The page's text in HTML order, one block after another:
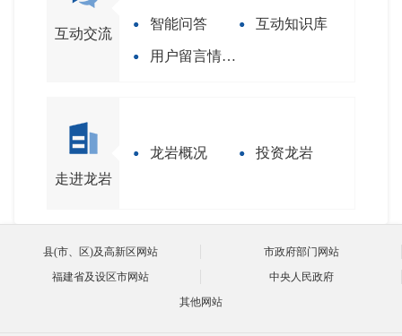
互动交流
智能问答 互动知识库
用户留言情况分析
走进龙岩
龙岩概况 投资龙岩
县(市、区)及高新区网站
市政府部门网站
福建省及设区市网站
中央人民政府
其他网站